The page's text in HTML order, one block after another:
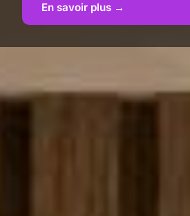
En savoir plus →